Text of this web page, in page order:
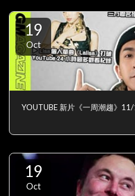
19
Oct
YOUTUBE 新片《一周潮趨》
19
Oct